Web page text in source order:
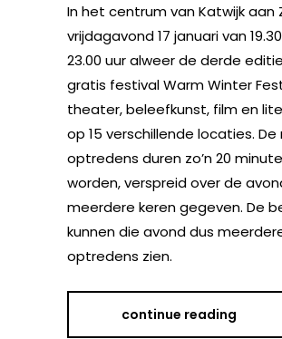
In het centrum van Katwijk aan
vrijdagavond 17 januari van
23.00 uur alweer de derde
gratis festival Warm Winter
theater, beleefkunst, film en
op 15 verschillende locaties.
optredens duren zo’n 20
worden, verspreid over de
meerdere keren gegeven. De
kunnen die avond dus
optredens zien.
continue reading